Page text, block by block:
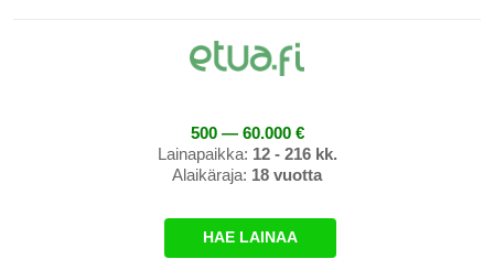
500 — 60.000 €
Lainapaikka: 12 - 216 kk.
Alaikäraja: 18 vuotta
HAE LAINAA